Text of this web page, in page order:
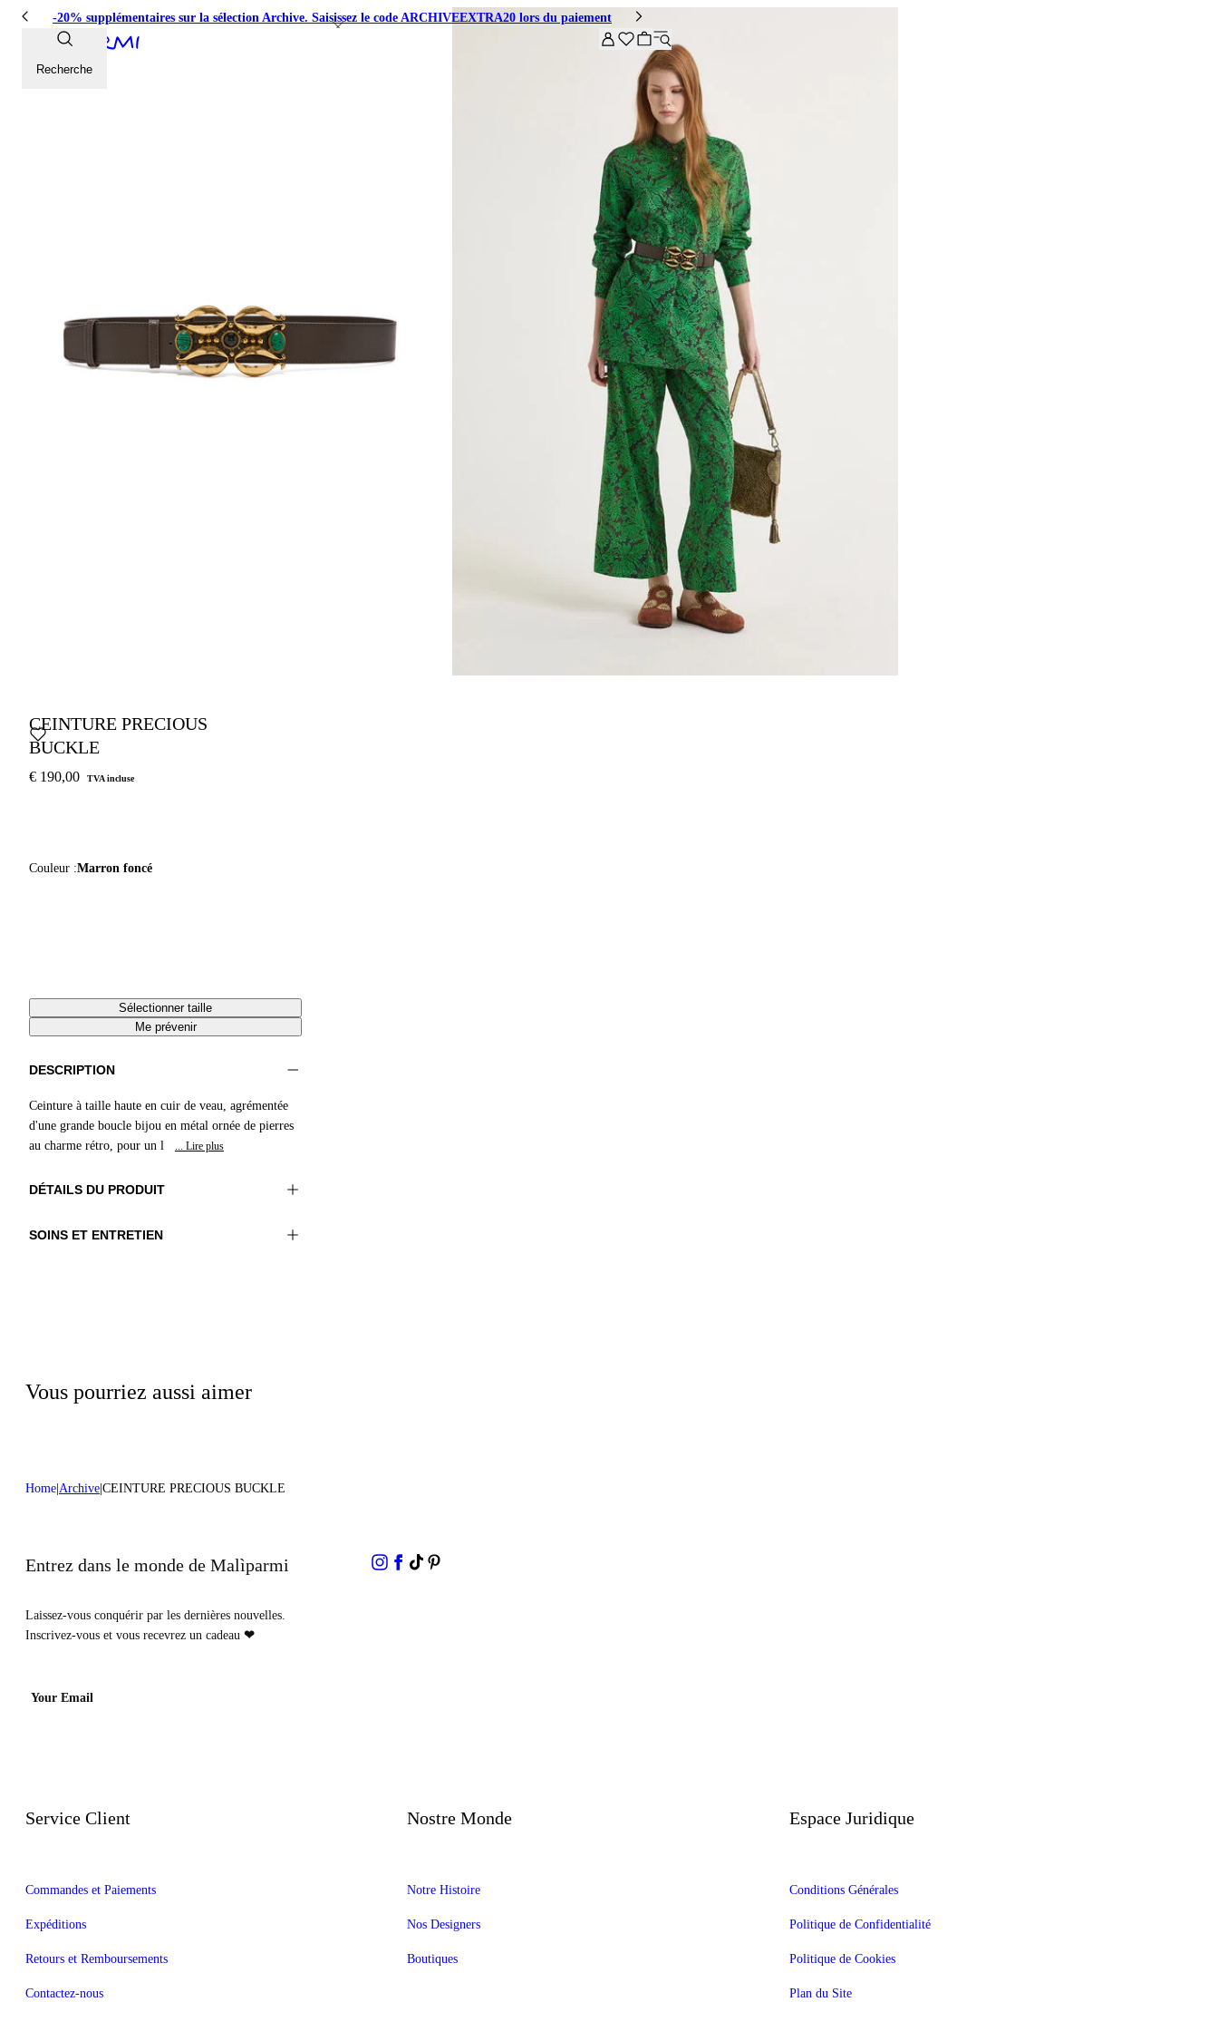
-20% supplémentaires sur la sélection Archive. Saisissez le code ARCHIVEEXTRA20 lors du paiement
Recherche
CEINTURE PRECIOUS
BUCKLE
€ 190,00 TVA incluse
Couleur :Marron foncé
Sélectionner taille
Me prévenir
DESCRIPTION
Ceinture à taille haute en cuir de veau, agrémentée
d'une grande boucle bijou en métal ornée de pierres
au charme rétro, pour un l
... Lire plus
DÉTAILS DU PRODUIT
Matériel: 100% Peau bovine
SOINS ET ENTRETIEN
Vous pourriez aussi aimer
Home Archive CEINTURE PRECIOUS BUCKLE
Entrez dans le monde de Malìparmi
Laissez-vous conquérir par les dernières nouvelles.
Inscrivez-vous et vous recevrez un cadeau ❤
Your Email
Service Client
Commandes et Paiements
Expéditions
Retours et Remboursements
Contactez-nous
Nostre Monde
Notre Histoire
Nos Designers
Boutiques
Espace Juridique
Conditions Générales
Politique de Confidentialité
Politique de Cookies
Plan du Site